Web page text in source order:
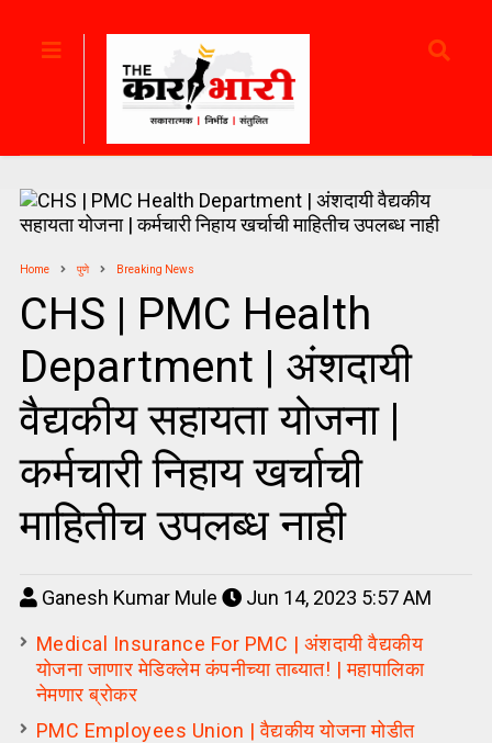
Home पुणे Breaking News
CHS | PMC Health
Department | अंशदायी
वैद्यकीय सहायता योजना |
कर्मचारी निहाय खर्चाची
माहितीच उपलब्ध नाही
Ganesh Kumar Mule
Jun 14, 2023 5:57 AM
Medical Insurance For PMC | अंशदायी वैद्यकीय
योजना जाणार मेडिक्लेम कंपनीच्या ताब्यात! | महापालिका
नेमणार ब्रोकर
PMC Employees Union | वैद्यकीय योजना मोडीत